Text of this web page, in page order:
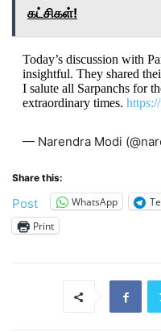
கட்சிகள்!
Today’s discussion with
insightful. They shared
I salute all Sarpanchs for
extraordinary times.
— Narendra Modi
Share this:
Post WhatsApp
Print